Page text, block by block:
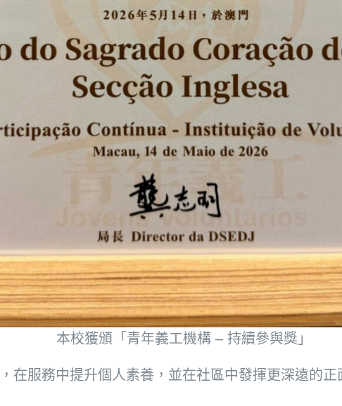
本校獲頒「青年義工機構 – 持續參與獎」
在服務中提升個人素養，並在社區中發揮更深遠的